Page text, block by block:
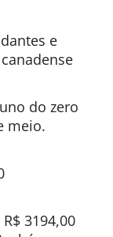
e
do zero
meio.
3194,00